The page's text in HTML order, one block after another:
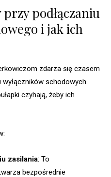
przy podłączaniu
i jak ich
zdarza się czasem
schodowych.
czyhają, żeby ich
zasilania: To
bezpośrednie